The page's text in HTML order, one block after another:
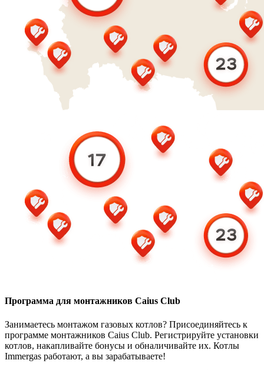
Программа для монтажников Caius Club
Занимаетесь монтажом газовых котлов? Присоединяйтесь к
программе монтажников Caius Club. Регистрируйте установки
котлов, накапливайте бонусы и обналичивайте их. Котлы
Immergas работают, а вы зарабатываете!